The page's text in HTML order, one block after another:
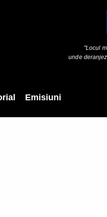
"Locul
unde
Emisiuni